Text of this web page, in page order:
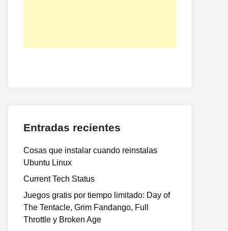
Entradas recientes
Cosas que instalar cuando reinstalas
Ubuntu Linux
Current Tech Status
Juegos gratis por tiempo limitado: Day of
The Tentacle, Grim Fandango, Full
Throttle y Broken Age